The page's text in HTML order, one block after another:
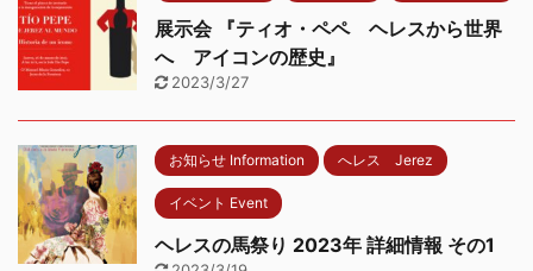
展示会 『ティオ・ペペ ヘレスから世界
へ アイコンの歴史』
2023/3/27
お知らせ Information へレス Jerez
イベント Event
ヘレスの馬祭り 2023年 詳細情報 その1